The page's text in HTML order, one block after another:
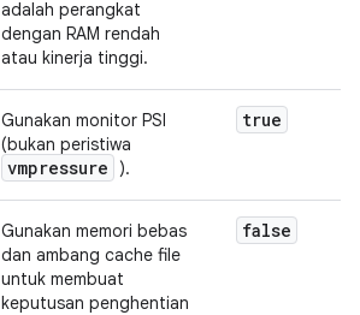
adalah perangkat
dengan RAM rendah
atau kinerja tinggi.
Gunakan monitor PSI
(bukan peristiwa
vmpressure ).
true
Gunakan memori bebas
dan ambang cache file
untuk membuat
keputusan penghentian
false